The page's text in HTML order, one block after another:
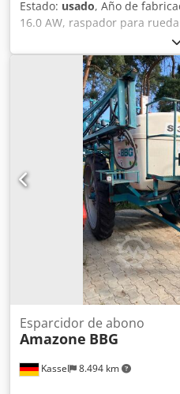
Estado: usado, Año de
16.0 AW, raspador para
de presión de liberación /
430, punta de reja HD, disco
unidad / dentado,
Akjt Eay Es Eekr
Kassel 8.494 km
Esparcidor de abono
Amazone BBG